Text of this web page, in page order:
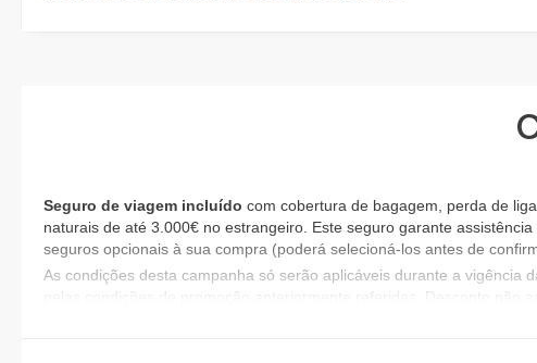
Seguro de viagem incluído com cobertura de bagagem, perda de
naturais de até 3.000€ no estrangeiro. Este seguro garante
seguros opcionais à sua compra (poderá selecioná-los antes de
​As condições desta campanha só serão aplicáveis durante a
pelas condições de promoção anteriormente referidas. Desconto não